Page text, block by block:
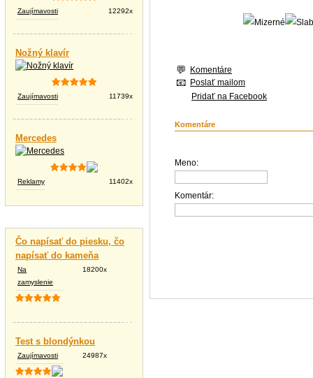
Zaujímavosti 12292x
Nožný klavír
Zaujímavosti 11739x
Mercedes
Reklamy 11402x
Čo napísať do piesku, čo
napísať do kameňa
Na
zamyslenie
18200x
Test s blondýnkou
Zaujímavosti 24987x
Komentáre
Poslať mailom
Pridať na Facebook
Komentáre
Meno:
Komentár: